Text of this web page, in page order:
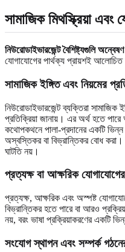
সামাজিক মিথস্ক্রিয়া এবং
নিউরোডাইভারজেন্ট বৈশিষ্ট্যগুলি অন্বেষণ
যোগাযোগের পার্থক্য প্রায়শই আলোচিত
সামাজিক ইঙ্গিত এবং নিয়মের
নিউরোডাইভারজেন্ট ব্যক্তিরা সামাজিক
প্রতিক্রিয়া জানায়। এর অর্থ হতে
কথোপকথনে পালা-প্রদানের একটি
অস্বস্তিকর বা বিভ্রান্তিকর বোধ
ঘাটতি নয়।
প্রত্যক্ষ বা আক্ষরিক
প্রত্যক্ষ, আক্ষরিক এবং অস্পষ্ট
বিভ্রান্তিকর হতে পারে বা আরও
নয়, বরং ভাষা প্রক্রিয়াকরণের একটি
সংযোগ স্থাপন এবং সম্পর্ক